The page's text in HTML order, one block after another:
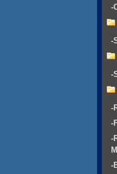
-
-
-
-
-
-
-